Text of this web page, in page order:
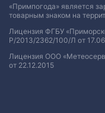
«Примпогода» является
товарным знаком на
Лицензия ФГБУ
Р/2013/2362/100/Л от
Лицензия ООО
от 22.12.2015